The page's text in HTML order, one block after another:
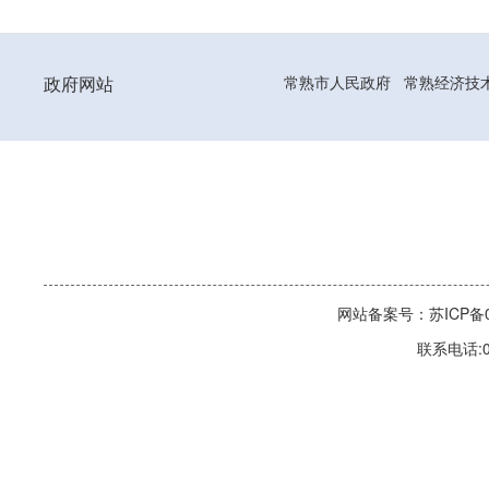
政府网站 常熟市人民政府 常熟经济技
网站备案号：苏ICP
联系电话